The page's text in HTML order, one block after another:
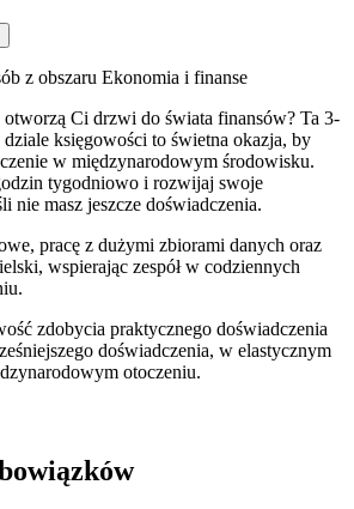
z obszaru Ekonomia i finanse
otworzą Ci drzwi do świata finansów? Ta 3-
księgowości to świetna okazja, by
w międzynarodowym środowisku.
tygodniowo i rozwijaj swoje
nie masz jeszcze doświadczenia.
pracę z dużymi zbiorami danych oraz
wspierając zespół w codziennych
zdobycia praktycznego doświadczenia
doświadczenia, w elastycznym
otoczeniu.